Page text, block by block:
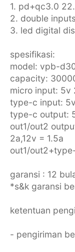
1. pd+qc3.0
2. double
3. led digital
spesifikasi:
model: vpb-
capacity:
micro input: 5v
type-c input:
type-c output:
out1/out2
2a,12v = 1.5a
out1/
garansi : 12
*s&k garansi
ketentuan
- pengiriman